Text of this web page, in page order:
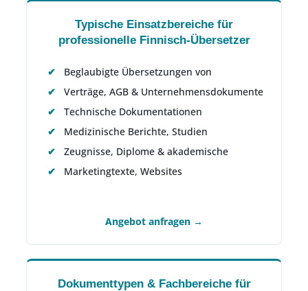
Typische Einsatzbereiche für
professionelle Finnisch-Übersetzer
Beglaubigte Übersetzungen von
Verträge, AGB & Unternehmensdokumente
Technische Dokumentationen
Medizinische Berichte, Studien
Zeugnisse, Diplome & akademische
Marketingtexte, Websites
Angebot anfragen →
Dokumenttypen & Fachbereiche für